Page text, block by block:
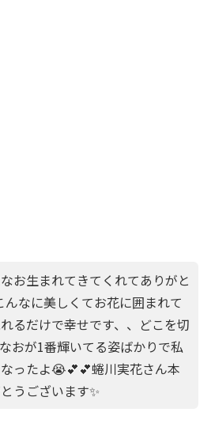
お生まれてきてくれてありがと
なに美しくてお花に囲まれて
るだけで幸せです、、どこを切
おが1番輝いてる姿ばかりで私
ったよ😭💕💕蜷川実花さん本
うございます✨